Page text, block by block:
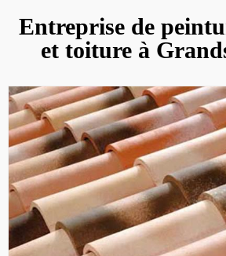
Entreprise de
et toiture à